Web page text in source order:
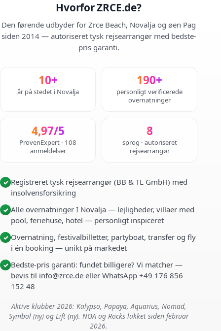
Hvorfor ZRCE.de?
Den førende udbyder for Zrce Beach, Novalja og øen Pag
siden 2014 — autoriseret tysk rejsearrangør med bedste-
pris garanti.
10+
år på stedet i Novalja
190+
personligt verificerede
overnatninger
4,97/5
ProvenExpert · 108
anmeldelser
8
sprog · autoriseret
rejsearrangør
✓ Registreret tysk rejsearrangør (BB & TL GmbH) med
insolvensforsikring
✓ Alle overnatninger I Novalja — lejligheder, villaer med
pool, feriehuse, hotel — personligt inspiceret
✓ Overnatning, festivalbilletter, partyboat, transfer og fly
i én booking — unikt på markedet
✓ Bedste-pris garanti: fundet billigere? Vi matcher —
bevis til info@zrce.de eller WhatsApp +49 176 856
152 48
Aktive klubber 2026: Kalypso, Papaya, Aquarius, Nomad,
Symbol (ny) og Lift (ny). NOA og Rocks lukket siden februar
2026.